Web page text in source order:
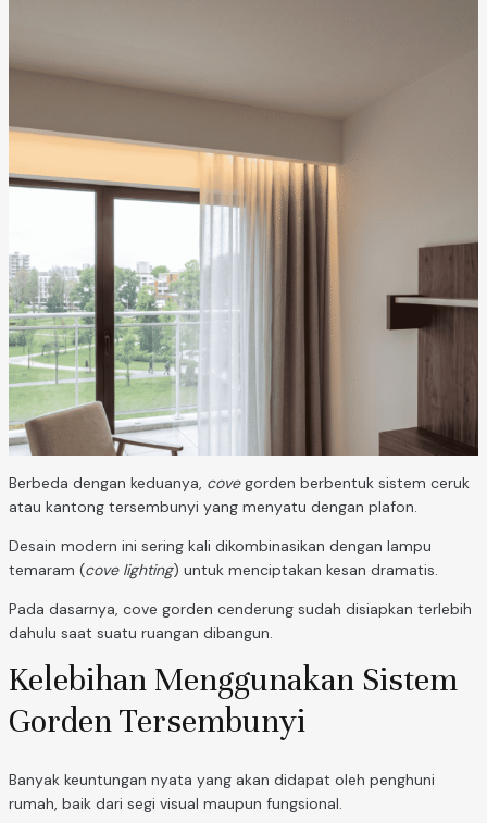
Berbeda dengan keduanya, covegorden berbentuk sistem ceruk
atau kantong tersembunyi yang menyatu dengan plafon.
Desain modern ini sering kali dikombinasikan dengan lampu
temaram (cove lighting) untuk menciptakan kesan dramatis.
Pada dasarnya, cove gorden cenderung sudah disiapkan terlebih
dahulu saat suatu ruangan dibangun.
Kelebihan Menggunakan Sistem
Gorden Tersembunyi
Banyak keuntungan nyata yang akan didapat oleh penghuni
rumah, baik dari segi visual maupun fungsional.